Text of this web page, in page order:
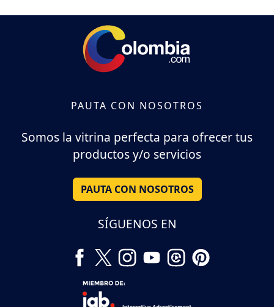
PAUTA CON NOSOTROS
Somos la vitrina perfecta para ofrecer tus
productos y/o servicios
PAUTA CON NOSOTROS
SÍGUENOS EN